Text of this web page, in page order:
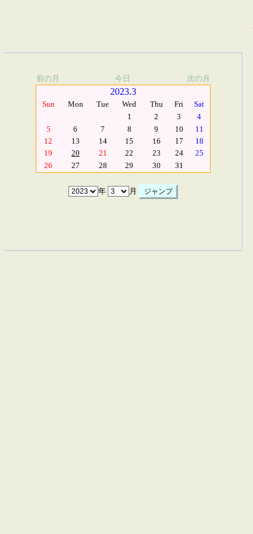
前の月 今日 次の月
2023.3
Sun Mon Tue Wed Thu Fri
Sat
1
2 3
4
5
6 7 8 9 10
11
12
13 14 15 16 17
18
19
20 21 22 23 24
25
26
27 28 29 30 31
年 月